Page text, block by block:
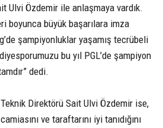
Ulvi Özdemir ile anlaşmaya vardık.
boyunca büyük başarılara imza
şampiyonluklar yaşamış tecrübeli
bu yıl PGL’de şampiyon
dedi.
Direktörü Sait Ulvi Özdemir ise,
ve taraftarını iyi tanıdığını